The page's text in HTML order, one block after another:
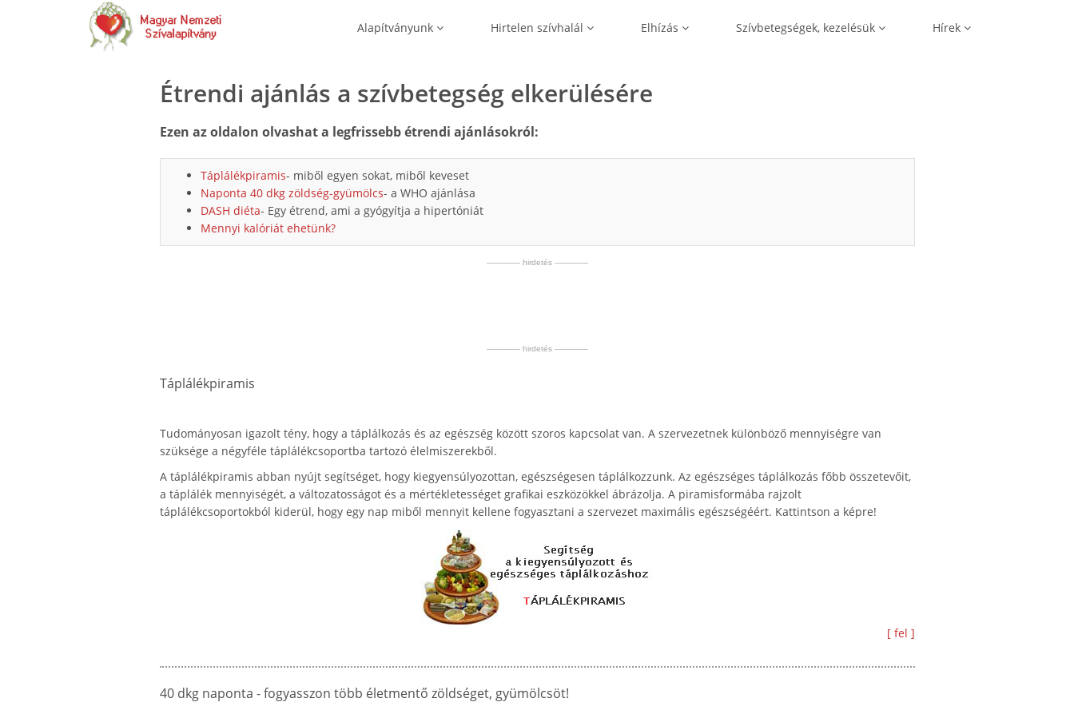
Alapítványunk Hirtelen szívhalál Elhízás Szívbetegségek, kezelésük Hírek
Étrendi ajánlás a szívbetegség elkerülésére
Ezen az oldalon olvashat a legfrissebb étrendi ajánlásokról:
Táplálékpiramis- miből egyen sokat, miből keveset
Naponta 40 dkg zöldség-gyümölcs- a WHO ajánlása
DASH diéta- Egy étrend, ami a gyógyítja a hipertóniát
Mennyi kalóriát ehetünk?
-------------- hirdetés --------------
-------------- hirdetés --------------
Táplálékpiramis
Tudományosan igazolt tény, hogy a táplálkozás és az egészség között szoros kapcsolat van. A szervezetnek különböző mennyiségre van
szüksége a négyféle táplálékcsoportba tartozó élelmiszerekből.
A táplálékpiramis abban nyújt segítséget, hogy kiegyensúlyozottan, egészségesen táplálkozzunk. Az egészséges táplálkozás főbb összetevőit,
a táplálék mennyiségét, a változatosságot és a mértékletességet grafikai eszközökkel ábrázolja. A piramisformába rajzolt
táplálékcsoportokból kiderül, hogy egy nap miből mennyit kellene fogyasztani a szervezet maximális egészségéért. Kattintson a képre!
[ fel ]
40 dkg naponta - fogyasszon több életmentő zöldséget, gyümölcsöt!